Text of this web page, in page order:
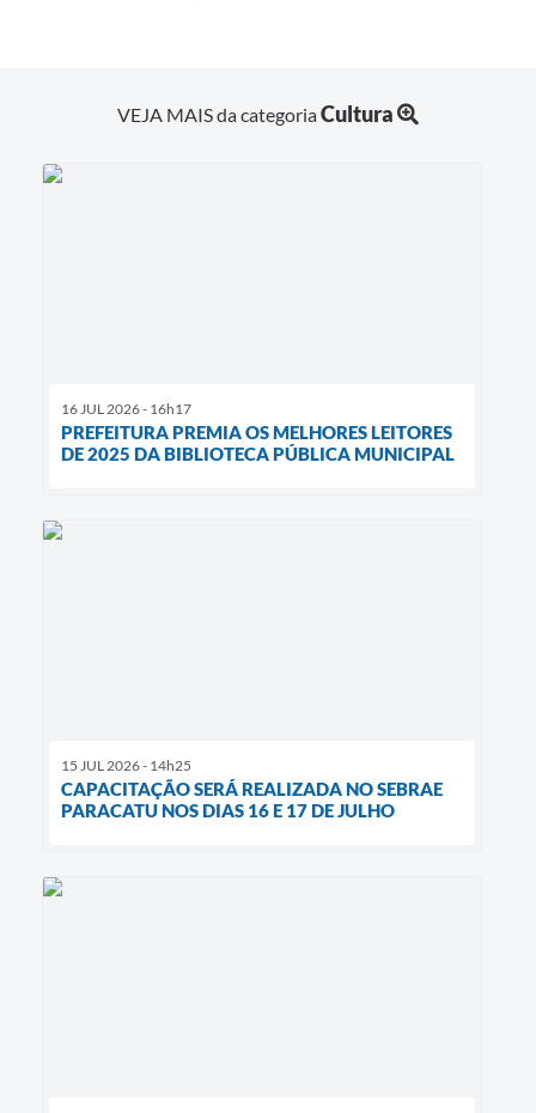
VEJA MAIS da categoriaCultura
16 JUL 2026 - 16h17
PREFEITURA PREMIA OS MELHORES LEITORES
DE 2025 DA BIBLIOTECA PÚBLICA MUNICIPAL
15 JUL 2026 - 14h25
CAPACITAÇÃO SERÁ REALIZADA NO SEBRAE
PARACATU NOS DIAS 16 E 17 DE JULHO